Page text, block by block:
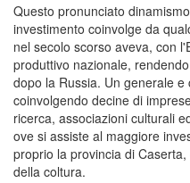
Questo pronunciato
investimento coinvolge da
nel secolo scorso aveva, con
produttivo nazionale,
dopo la Russia. Un generale
coinvolgendo decine di
ricerca, associazioni culturali
ove si assiste al maggiore
proprio la provincia di
della coltura.